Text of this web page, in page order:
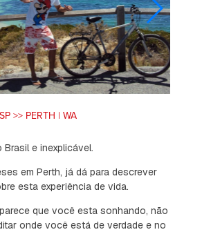
>> PERTH | WA
Brasil e inexplicável.
em Perth, já dá para descrever
esta experiência de vida.
que você esta sonhando, não
onde você está de verdade e no